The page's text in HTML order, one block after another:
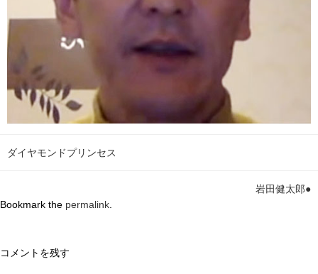
ダイヤモンドプリンセス
岩田健太郎●
Bookmark the permalink
コメントを残す